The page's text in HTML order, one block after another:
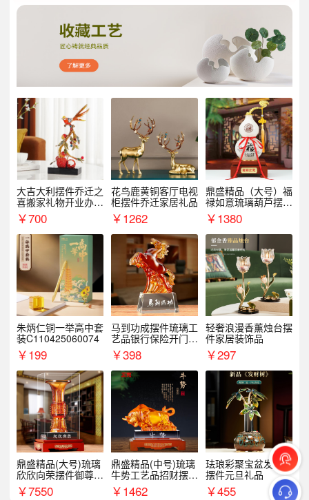
大吉大利摆件乔迁之
喜搬家礼物开业办公
室家居客厅玄关酒柜
装饰品
￥700
花鸟鹿黄铜客厅电视
柜摆件乔迁家居礼品
￥1262
鼎盛精品（大号）福
禄如意琉璃葫芦摆件
招财家居客厅乔迁新
居礼品
￥1380
朱炳仁铜一举高中套
装C110425060074
￥199
马到功成摆件琉璃工
艺品银行保险开门红
周年庆典伴手礼表彰
礼品
￥398
轻奢浪漫香薰烛台摆
件家居装饰品
￥297
鼎盛精品(大号)琉璃
欣欣向荣摆件御尊开
业乔迁商务往来纪念
品
￥7550
鼎盛精品(中号)琉璃
牛势工艺品招财摆件
银行企业商务上市礼
品
￥1462
珐琅彩聚宝盆发财树
摆件元旦礼品
￥455